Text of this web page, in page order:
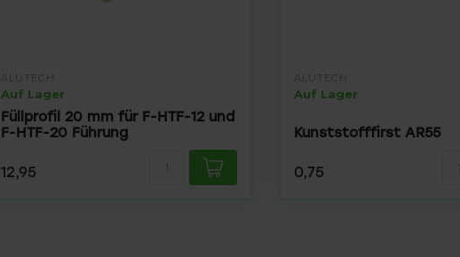
ALUTECH
Auf Lager
Füllprofil 20 mm für F-HTF-12 und
F-HTF-20 Führung
12,95
ALUTECH
Auf Lager
Kunststofffirst AR55
0,75